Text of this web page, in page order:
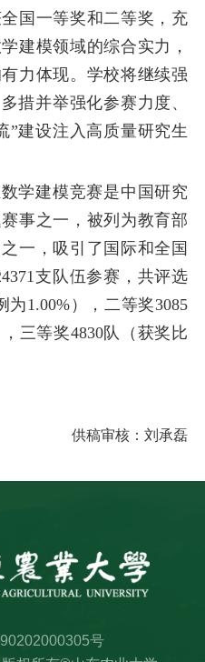
国一等奖和二等奖，充
建模领域的综合实力，
力体现。学校将继续强
措并举强化参赛力度、
”建设注入高质量研究生
学建模竞赛是中国研究
事之一，被列为教育部
一，吸引了国际和全国
支队伍参赛，共评选
为1.00%），二等奖3085
三等奖4830队（获奖比
供稿审核：刘承磊
号